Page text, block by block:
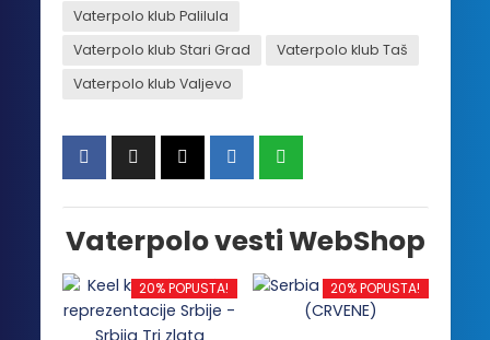
Vaterpolo klub Palilula
Vaterpolo klub Stari Grad
Vaterpolo klub Taš
Vaterpolo klub Valjevo
Vaterpolo vesti WebShop
20% POPUSTA! 20% POPUSTA!